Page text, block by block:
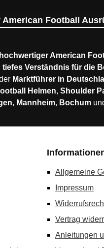
American Football
hochwertiger American
tiefes Verständnis für die
Marktführer in
Helmen, Shoulder
, Mannheim, Bochum
Allgemeine
Impressum
Vertrag
Anleitungen